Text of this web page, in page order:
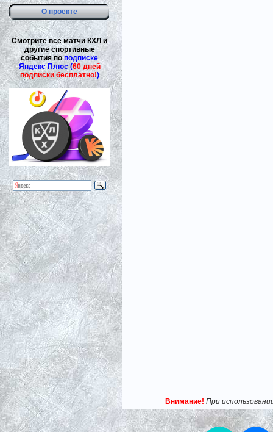
О проекте
Смотрите все матчи КХЛ и
другие спортивные
события поподписке
Яндекс Плюс (60 дней
подписки бесплатно!)
Внимание! При